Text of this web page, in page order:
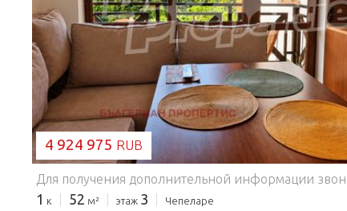
ЗАГРУЗКА...
4 924 975 RUB
1 к 52 м² этаж 3 Чепеларе